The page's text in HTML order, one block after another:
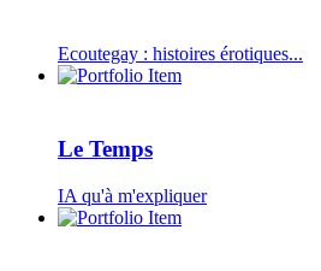
Ecoutegay : histoires érotiques...
Le Temps
IA qu'à m'expliquer